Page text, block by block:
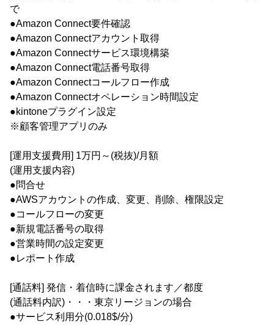
で
●Amazon Connect要件確認
●Amazon Connectアカウント取得
●Amazon Connectサービス環境構築
●Amazon Connect電話番号取得
●Amazon Connectコールフロー作成
●Amazon Connectオペレーション時間設定
●kintoneプラグイン設定
※顧客管理アプリのみ
[運用支援費用] 1万円～(税抜)/月額
(運用支援内容)
●問合せ
●AWSアカウントの作成、変更、削除、権限設定
●コールフローの変更
●新規電話番号の取得
●営業時間の設定変更
●レポート作成
[通話料] 発信・着信時に課金されます／都度
(通話料内訳)・・・東京リージョンの場合
●サービス利用分(0.018$/分)